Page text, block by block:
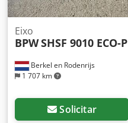
Berkel en Rodenrijs
1 707 km
Eixo
BPWSHSF 9010 ECO-P
Solicitar